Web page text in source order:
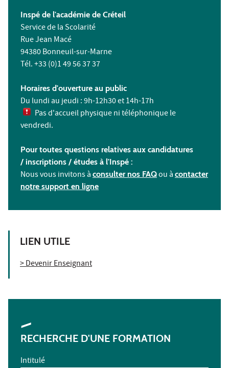
Inspé de l'académie de Créteil
Service de la Scolarité
Rue Jean Macé
94380 Bonneuil-sur-Marne
Tél. +33 (0)1 49 56 37 37
Horaires d'ouverture au public
Du lundi au jeudi : 9h-12h30 et 14h-17h
Pas d'accueil physique ni téléphonique le
vendredi.
Pour toutes questions relatives aux candidatures
/ inscriptions / études à l'Inspé :
Nous vous invitons à consulter nos FAQou à contacter
notre support en ligne
LIEN UTILE
> Devenir Enseignant
RECHERCHE D'UNE FORMATION
Intitulé